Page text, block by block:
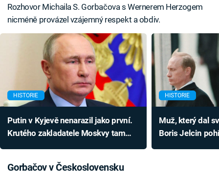
Rozhovor Michaila S. Gorbačova s Wernerem Herzogem
nicméně provázel vzájemný respekt a obdiv.
HISTORIE
Putin v Kyjevě nenarazil jako první.
Krutého zakladatele Moskvy tam
HISTORIE
Muž, který dal
Boris Jelcin
Gorbačov v Československu